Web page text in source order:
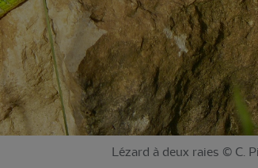
Lézard à deux raies © C.